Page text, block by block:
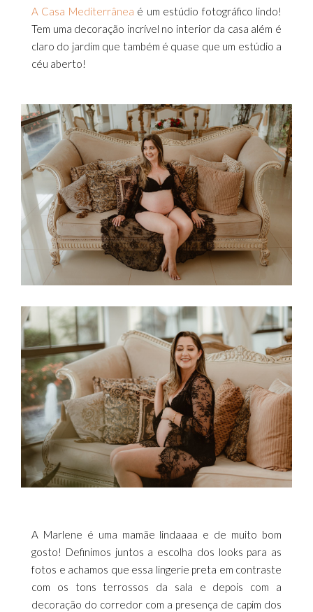
A Casa Mediterrânea é um estúdio fotográfico lindo!
Tem uma decoração incrível no interior da casa além é
claro do jardim que também é quase que um estúdio a
céu aberto!
A Marlene é uma mamãe lindaaaa e de muito bom
gosto! Definimos juntos a escolha dos looks para as
fotos e achamos que essa lingerie preta em contraste
com os tons terrossos da sala e depois com a
decoração do corredor com a presença de capim dos